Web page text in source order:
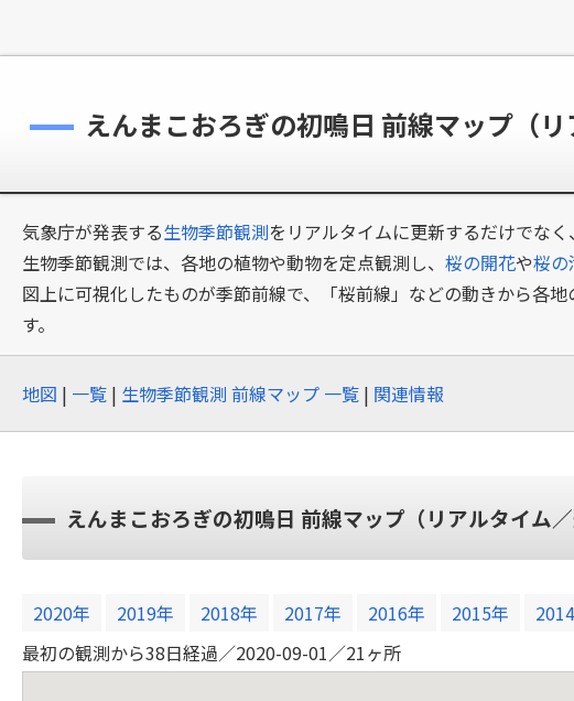
えんまこおろぎの初鳴日 前線マップ（リ
気象庁が発表する生物季節観測をリアルタイムに更新するだけでな
生物季節観測では、各地の植物や動物を定点観測し、 桜の開花や桜の
図上に可視化したものが季節前線で、「桜前線」などの動きから各
す。
地図 | 一覧 | 生物季節観測 前線マップ 一覧 | 関連情報
えんまこおろぎの初鳴日 前線マップ（リアルタイム／
2020年 2019年 2018年 2017年 2016年 2015年
最初の観測から43日経過／2020-09-01／21ヶ所